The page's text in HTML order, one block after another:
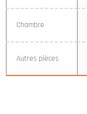
Chambre
Autres pièces